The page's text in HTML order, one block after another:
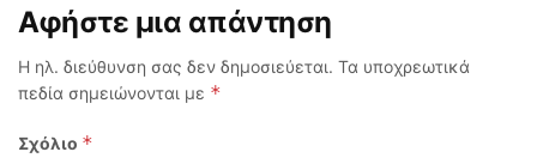
Αφήστε μια απάντηση
Η ηλ. διεύθυνση σας δεν δημοσιεύεται. Τα υποχρεωτικά
πεδία σημειώνονται με *
Σχόλιο *